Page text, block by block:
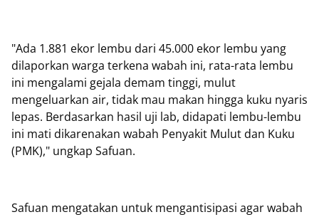
"Ada 1.881 ekor lembu dari 45.000 ekor lembu yang
dilaporkan warga terkena wabah ini, rata-rata lembu
ini mengalami gejala demam tinggi, mulut
mengeluarkan air, tidak mau makan hingga kuku nyaris
lepas. Berdasarkan hasil uji lab, didapati lembu-lembu
ini mati dikarenakan wabah Penyakit Mulut dan Kuku
(PMK)," ungkap Safuan.
Safuan mengatakan untuk mengantisipasi agar wabah